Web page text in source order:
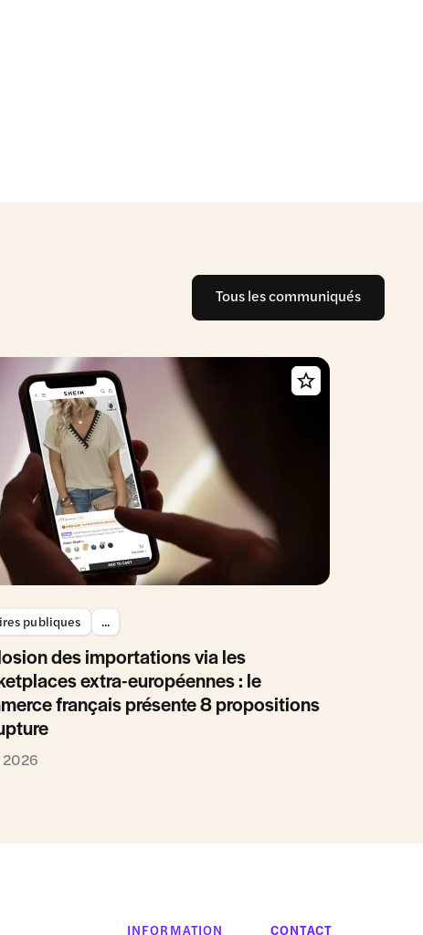
Tous les communiqués
publiques ...
des importations via les
extra-européennes : le
français présente 8 propositions
2026
INFORMATION CONTACT